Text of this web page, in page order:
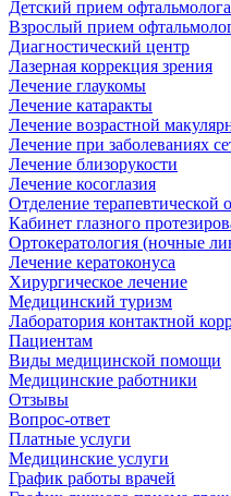
Детский прием офтальмолога
Взрослый прием
Диагностический центр
Лазерная коррекция зрения
Лечение глаукомы
Лечение катаракты
Лечение возрастной
Лечение при заболеваниях
Лечение близорукости
Лечение косоглазия
Отделение терапевтической
Кабинет глазного
Ортокератология (ночные
Лечение кератоконуса
Хирургическое лечение
Медицинский туризм
Лаборатория контактной
Пациентам
Виды медицинской помощи
Медицинские работники
Отзывы
Вопрос-ответ
Платные услуги
Медицинские услуги
График работы врачей